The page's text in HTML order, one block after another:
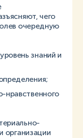
чего
очередную
знаний и
нравственного
организации